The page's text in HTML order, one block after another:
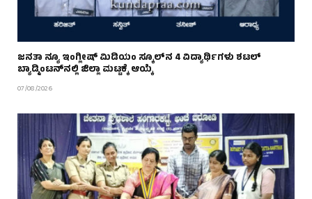
ಜನತಾ ನ್ಯೂ ಇಂಗ್ಲೀಷ್ ಮಿಡಿಯಂ ಸ್ಕೂಲ್‌ನ 4 ವಿದ್ಯಾರ್ಥಿಗಳು ಶಟಲ್
ಬ್ಯಾಡ್ಮಿಂಟನ್‌ನಲ್ಲಿ ಜಿಲ್ಲಾ ಮಟ್ಟಕ್ಕೆ ಆಯ್ಕೆ
07/08/2026